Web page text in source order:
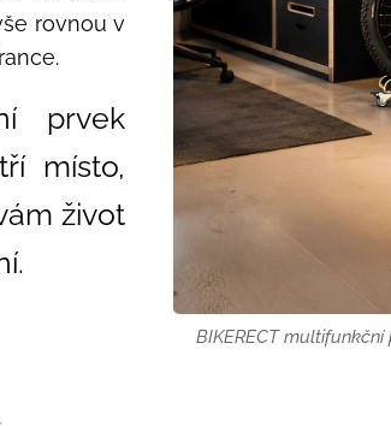
BIKERECT
rovnou v
prvek
místo,
život